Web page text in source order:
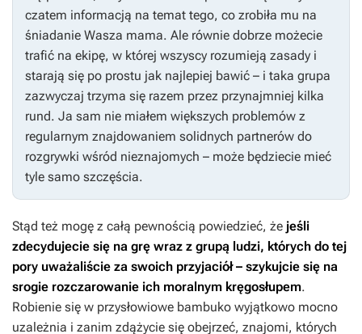
czatem informacją na temat tego, co zrobiła mu na
śniadanie Wasza mama. Ale równie dobrze możecie
trafić na ekipę, w której wszyscy rozumieją zasady i
starają się po prostu jak najlepiej bawić – i taka grupa
zazwyczaj trzyma się razem przez przynajmniej kilka
rund. Ja sam nie miałem większych problemów z
regularnym znajdowaniem solidnych partnerów do
rozgrywki wśród nieznajomych – może będziecie mieć
tyle samo szczęścia.
Stąd też mogę z całą pewnością powiedzieć, że jeśli
zdecydujecie się na grę wraz z grupą ludzi, których do tej
pory uważaliście za swoich przyjaciół – szykujcie się na
srogie rozczarowanie ich moralnym kręgosłupem.
Robienie się w przysłowiowe bambuko wyjątkowo mocno
uzależnia i zanim zdążycie się obejrzeć, znajomi, których